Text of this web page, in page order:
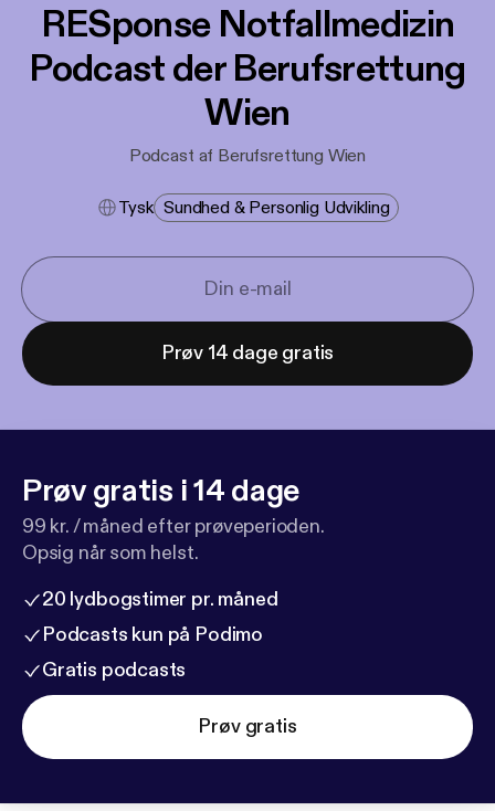
RESponse Notfallmedizin
Podcast der Berufsrettung
Wien
Podcast af Berufsrettung Wien
Tysk Sundhed & Personlig Udvikling
Prøv 14 dage gratis
Prøv gratis i 14 dage
99 kr. / måned efter prøveperioden.
Opsig når som helst.
20 lydbogstimer pr. måned
Podcasts kun på Podimo
Gratis podcasts
Prøv gratis